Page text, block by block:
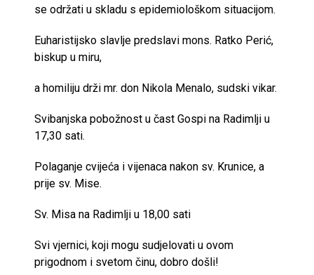
se održati u skladu s epidemiološkom situacijom.
Euharistijsko slavlje predslavi mons. Ratko Perić,
biskup u miru,
a homiliju drži mr. don Nikola Menalo, sudski vikar.
Svibanjska pobožnost u čast Gospi na Radimlji u
17,30 sati.
Polaganje cvijeća i vijenaca nakon sv. Krunice, a
prije sv. Mise.
Sv. Misa na Radimlji u 18,00 sati
Svi vjernici, koji mogu sudjelovati u ovom
prigodnom i svetom činu, dobro došli!